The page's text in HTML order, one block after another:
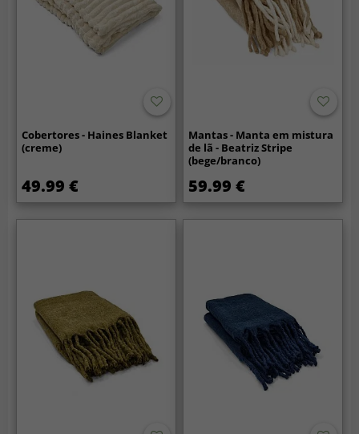
Cobertores - Haines Blanket
(creme)
49.99 €
Mantas - Manta em mistura
de lã - Beatriz Stripe
(bege/branco)
59.99 €